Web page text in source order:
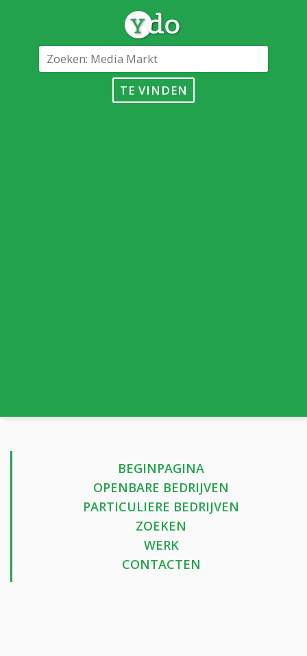
TE VINDEN
BEGINPAGINA
OPENBARE BEDRIJVEN
PARTICULIERE BEDRIJVEN
ZOEKEN
WERK
CONTACTEN